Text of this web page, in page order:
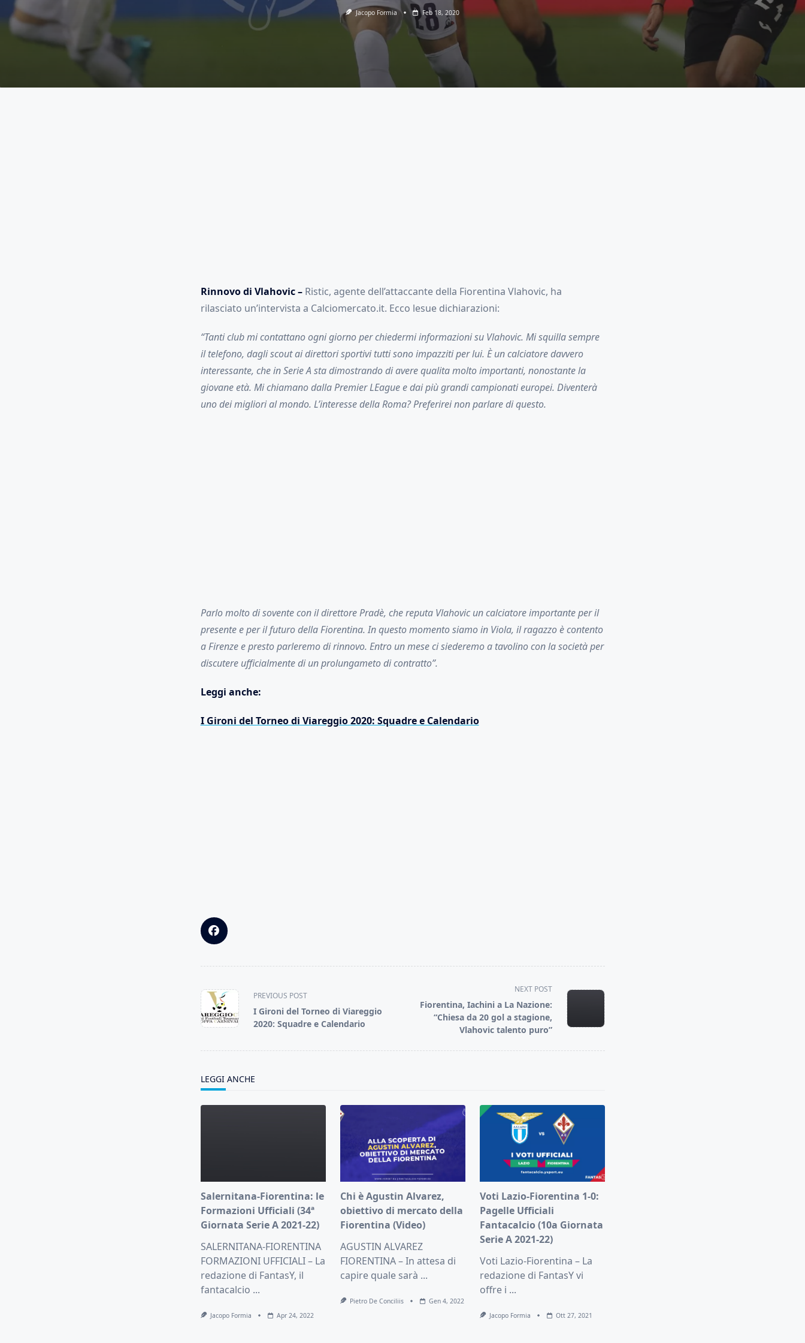
Jacopo Formia Feb 18, 2020
Rinnovo di Vlahovic –Ristic, agente dell’attaccante della Fiorentina Vlahovic, ha
rilasciato un’intervista a Calciomercato.it. Ecco lesue dichiarazioni:
“Tanti club mi contattano ogni giorno per chiedermi informazioni su Vlahovic. Mi squilla sempre
il telefono, dagli scout ai direttori sportivi tutti sono impazziti per lui. È un calciatore davvero
interessante, che in Serie A sta dimostrando di avere qualita molto importanti, nonostante la
giovane età. Mi chiamano dalla Premier LEague e dai più grandi campionati europei. Diventerà
uno dei migliori al mondo. L’interesse della Roma? Preferirei non parlare di questo.
Parlo molto di sovente con il direttore Pradè, che reputa Vlahovic un calciatore importante per il
presente e per il futuro della Fiorentina. In questo momento siamo in Viola, il ragazzo è contento
a Firenze e presto parleremo di rinnovo. Entro un mese ci siederemo a tavolino con la società per
discutere ufficialmente di un prolungameto di contratto”.
Leggi anche:
I Gironi del Torneo di Viareggio 2020: Squadre e Calendario
<span
class="nav-
subtitle
screen-
PREVIOUS POST
I Gironi del Torneo di Viareggio
2020: Squadre e Calendario
NEXT POST
Fiorentina, Iachini a La Nazione:
“Chiesa da 20 gol a stagione,
Vlahovic talento puro”
LEGGI ANCHE
Salernitana-Fiorentina: le
Formazioni Ufficiali (34ª
Giornata Serie A 2021-22)
SALERNITANA-FIORENTINA
FORMAZIONI UFFICIALI – La
redazione di FantasY, il
fantacalcio ...
Jacopo Formia Apr 24, 2022
Chi è Agustin Alvarez,
obiettivo di mercato della
Fiorentina (Video)
AGUSTIN ALVAREZ
FIORENTINA – In attesa di
capire quale sarà ...
Pietro De Conciliis Gen 4, 2022
Voti Lazio-Fiorentina 1-0:
Pagelle Ufficiali
Fantacalcio (10a Giornata
Serie A 2021-22)
Voti Lazio-Fiorentina – La
redazione di FantasY vi
offre i ...
Jacopo Formia Ott 27, 2021